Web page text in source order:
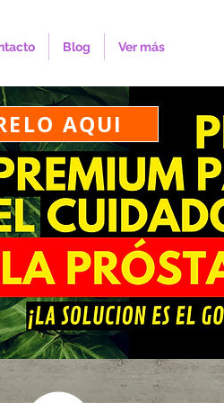
Blog Ver más
AQUI